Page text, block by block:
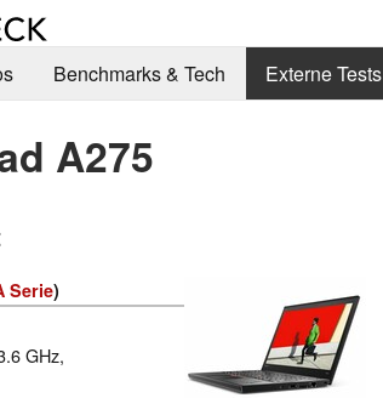
Benchmarks & Tech Externe Tests
A275
Serie)
GHz,